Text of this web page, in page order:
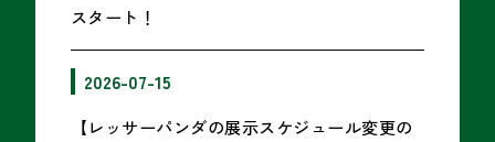
スタート！
2026-07-15
【レッサーパンダの展示スケジュール変更の